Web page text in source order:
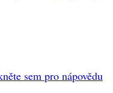
sem pro nápovědu